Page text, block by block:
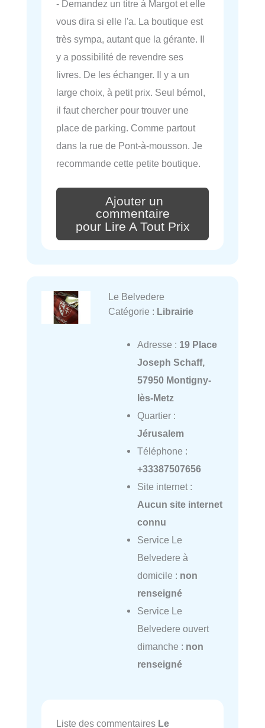
- Demandez un titre à Margot et elle
vous dira si elle l'a. La boutique est
très sympa, autant que la gérante. Il
y a possibilité de revendre ses
livres. De les échanger. Il y a un
large choix, à petit prix. Seul bémol,
il faut chercher pour trouver une
place de parking. Comme partout
dans la rue de Pont-à-mousson. Je
recommande cette petite boutique.
Ajouter un
commentaire
pour Lire A Tout Prix
Le Belvedere
Catégorie : Librairie
Adresse : 19 Place
Joseph Schaff,
57950 Montigny-
lès-Metz
Quartier :
Jérusalem
Téléphone :
+33387507656
Site internet :
Aucun site internet
connu
Service Le
Belvedere à
domicile : non
renseigné
Service Le
Belvedere ouvert
dimanche : non
renseigné
Liste des commentaires Le